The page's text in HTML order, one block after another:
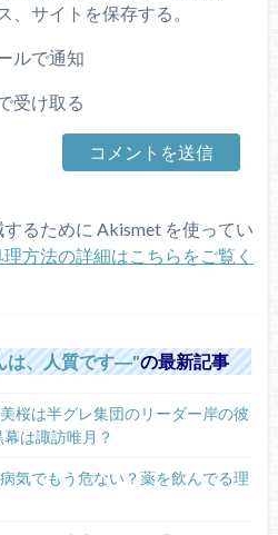
、サイトを保存する。
ルで通知
受け取る
るために Akismet を使ってい
方法の詳細はこちらをご覧く
は、人質です― の最新記事
桜は半グレ集団のリーダー岸の彼
は諏訪唯月？
気でもう危ない？薬を飲んでる理